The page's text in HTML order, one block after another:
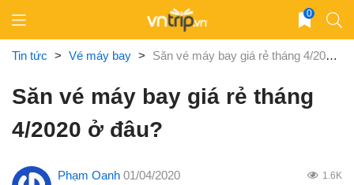
content
0
Tin tức > Vé máy bay > Săn vé máy bay giá rẻ tháng 4/2020 ở đâu?
Săn vé máy bay giá rẻ tháng
4/2020 ở đâu?
Phạm Oanh 01/04/2020 1.6K